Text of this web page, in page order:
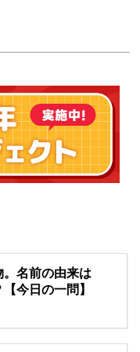
名前の由来は
【今日の一問】